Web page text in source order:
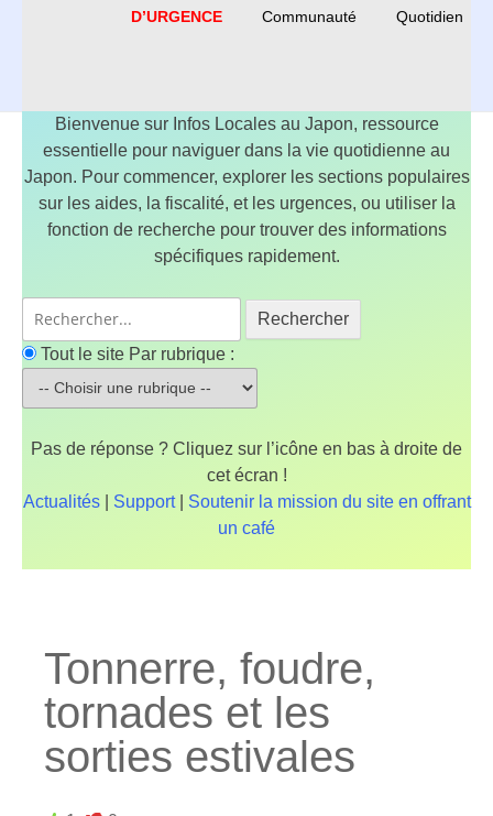
D’URGENCE
Communauté
Quotidien
Bienvenue sur Infos Locales au Japon, ressource
essentielle pour naviguer dans la vie quotidienne au
Japon. Pour commencer, explorer les sections populaires
sur les aides, la fiscalité, et les urgences, ou utiliser la
fonction de recherche pour trouver des informations
spécifiques rapidement.
Rechercher
Tout le site Par rubrique :
Pas de réponse ? Cliquez sur l’icône en bas à droite de
cet écran !
Actualités| Support| Soutenir la mission du site en offrant
un café
Tonnerre, foudre,
tornades et les
sorties estivales